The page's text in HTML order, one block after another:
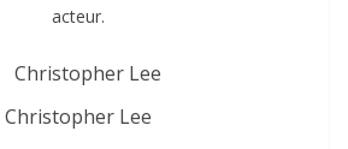
acteur.
Christopher Lee